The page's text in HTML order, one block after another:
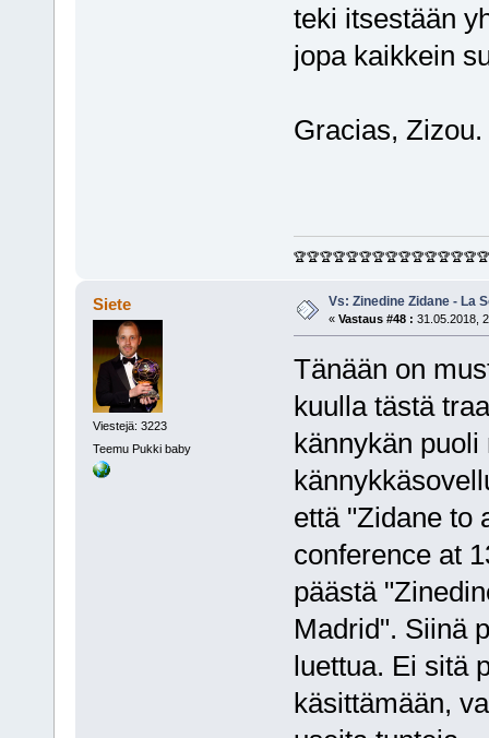
teki itsestään
jopa kaikkein
Gracias,
🏆🏆🏆🏆🏆🏆🏆🏆🏆🏆🏆🏆🏆🏆🏆
Siete
Viestejä: 3223
Teemu Pukki baby
Vs: Zinedine Zidane - La
« Vastaus #48 : 31.05.2018,
Tänään on
kuulla tästä
kännykän
että "Zidane to
conference at
päästä
Madrid". Siinä
luettua. Ei sitä
käsittämään,